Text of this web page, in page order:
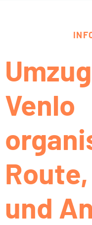
Venlo
und